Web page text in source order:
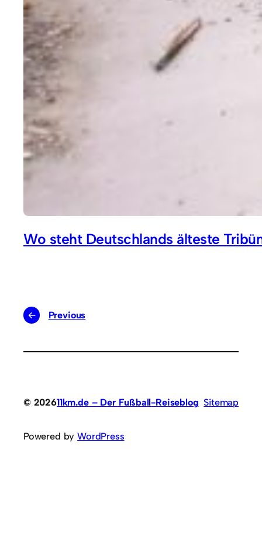
Wo steht Deutschlands älteste
← Previous
© 202611km.de – Der Fußball-Reiseblog Sitemap
Powered byWordPress